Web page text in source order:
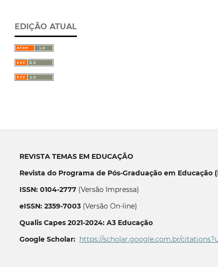
EDIÇÃO ATUAL
REVISTA TEMAS EM EDUCAÇÃO
Revista do Programa de Pós-Graduação em Educação
ISSN: 0104-2777(Versão Impressa)
eISSN: 2359-7003(Versão On-line)
Qualis Capes 2021-2024: A3 Educação
Google Scholar: https://scholar.google.com.br/